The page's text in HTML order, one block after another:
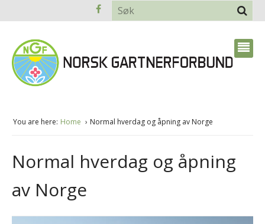
You are here: Home Normal hverdag og åpning av Norge
Normal hverdag og åpning
av Norge